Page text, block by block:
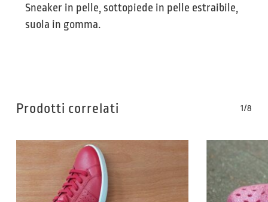
Sneaker in pelle, sottopiede in pelle estraibile,
suola in gomma.
Prodotti correlati 1/8